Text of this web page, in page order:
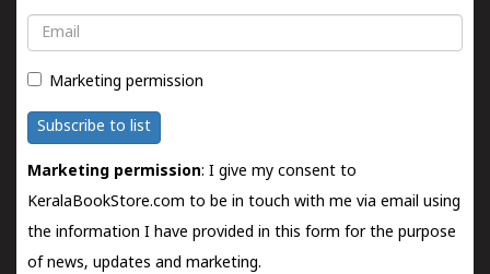
Email
Marketing permission
Subscribe to list
Marketing permission: I give my consent to
KeralaBookStore.com to be in touch with me via email using
the information I have provided in this form for the purpose
of news, updates and marketing.